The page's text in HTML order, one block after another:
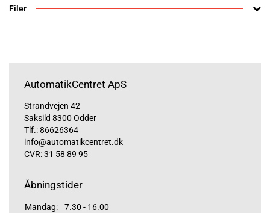
Filer
AutomatikCentret ApS
Strandvejen 42
Saksild 8300 Odder
Tlf.:86626364
info@automatikcentret.dk
CVR: 31 58 89 95
Åbningstider
Mandag:
7.30 - 16.00